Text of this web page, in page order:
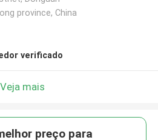
province, China
verificado
Veja mais
preço para